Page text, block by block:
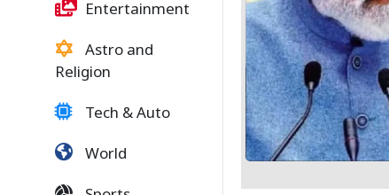
Entertainment
Astro and
Religion
Tech & Auto
World